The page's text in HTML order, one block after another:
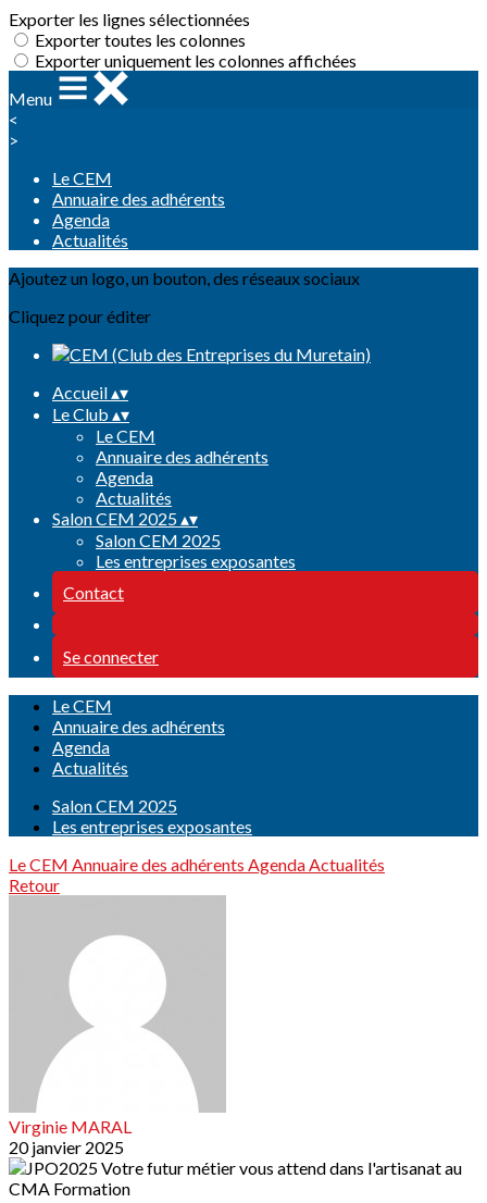
Exporter les lignes sélectionnées
Exporter toutes les colonnes
Exporter uniquement les colonnes affichées
Menu
<
>
Le CEM
Annuaire des adhérents
Agenda
Actualités
Ajoutez un logo, un bouton, des réseaux sociaux
Cliquez pour éditer
Accueil▴▾
Le Club ▴▾
Le CEM
Annuaire des adhérents
Agenda
Actualités
Salon CEM 2025▴▾
Salon CEM 2025
Les entreprises exposantes
Contact
Se connecter
Le CEM
Annuaire des adhérents
Agenda
Actualités
Salon CEM 2025
Les entreprises exposantes
Le CEM Annuaire des adhérents AgendaActualités
Retour
Virginie MARAL
20 janvier 2025